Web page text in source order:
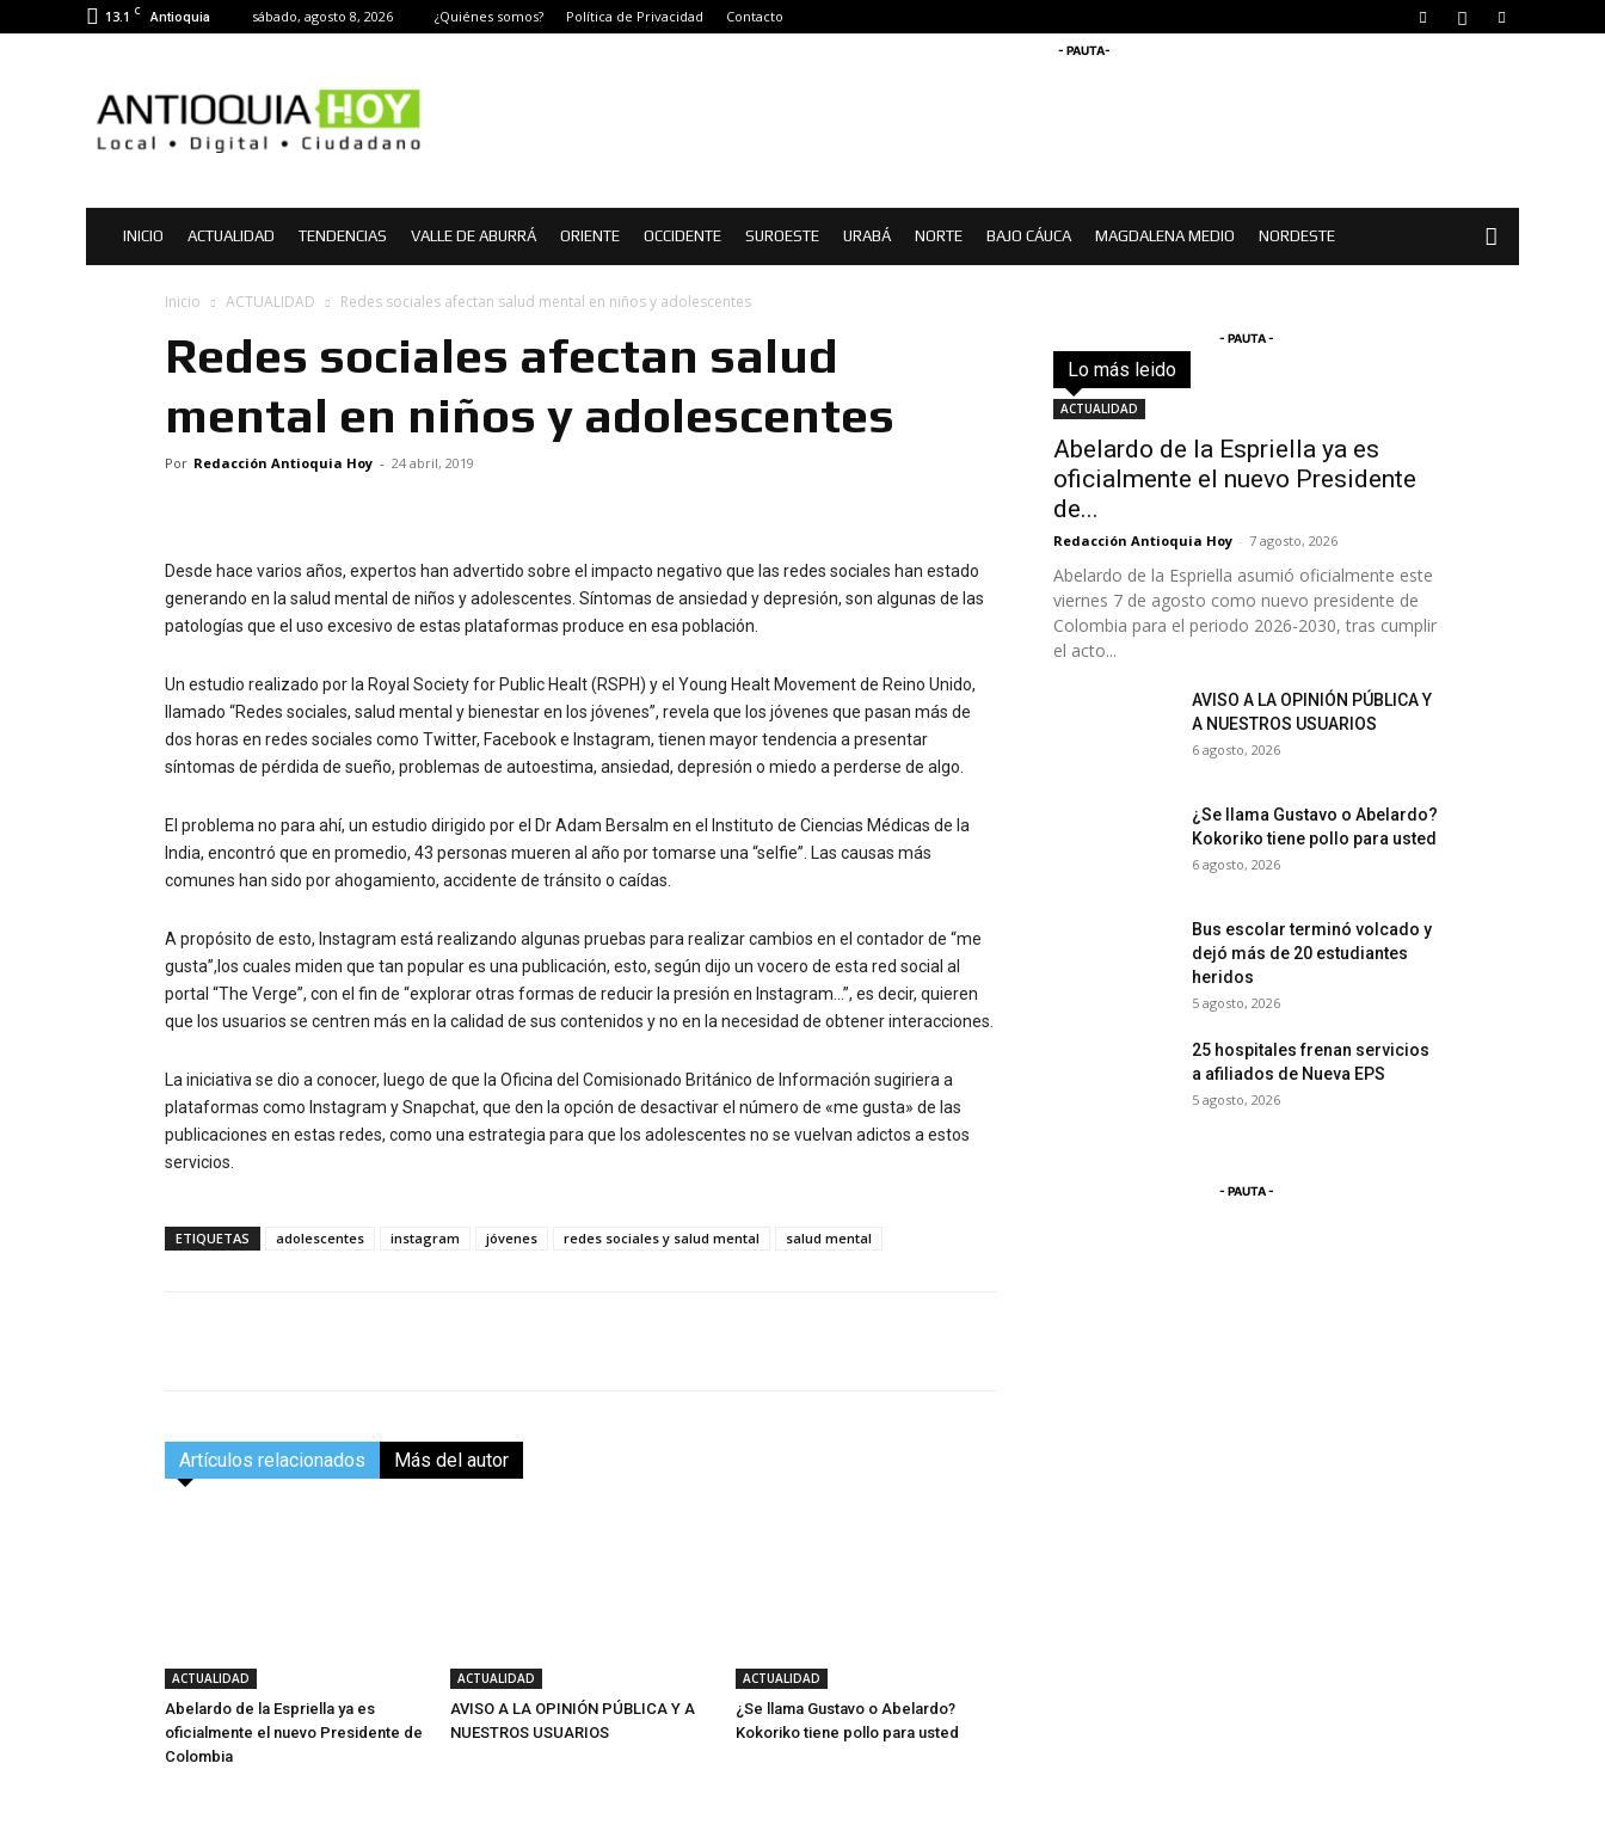
13.1 C Antioquia sábado, agosto 8, 2026 ¿Quiénes somos? Política de Privacidad Contacto
Hoy
|
Noticias
Antioquia
- PAUTA-
INICIO ACTUALIDAD TENDENCIAS VALLE DE ABURRÁ ORIENTE OCCIDENTE SUROESTE URABÁ NORTE BAJO CÁUCA MAGDALENA MEDIO NORDESTE
Inicio ACTUALIDAD Redes sociales afectan salud mental en niños y adolescentes
Redes sociales afectan salud
mental en niños y adolescentes
Por Redacción Antioquia Hoy - 24 abril, 2019
Desde hace varios años, expertos han advertido sobre el impacto negativo que las redes sociales han estado
generando en la salud mental de niños y adolescentes. Síntomas de ansiedad y depresión, son algunas de las
patologías que el uso excesivo de estas plataformas produce en esa población.
Un estudio realizado por la Royal Society for Public Healt (RSPH) y el Young Healt Movement de Reino Unido,
llamado “Redes sociales, salud mental y bienestar en los jóvenes”, revela que los jóvenes que pasan más de
dos horas en redes sociales como Twitter, Facebook e Instagram, tienen mayor tendencia a presentar
síntomas de pérdida de sueño, problemas de autoestima, ansiedad, depresión o miedo a perderse de algo.
El problema no para ahí, un estudio dirigido por el Dr Adam Bersalm en el Instituto de Ciencias Médicas de la
India, encontró que en promedio, 43 personas mueren al año por tomarse una “selfie”. Las causas más
comunes han sido por ahogamiento, accidente de tránsito o caídas.
A propósito de esto, Instagram está realizando algunas pruebas para realizar cambios en el contador de “me
gusta”,los cuales miden que tan popular es una publicación, esto, según dijo un vocero de esta red social al
portal “The Verge”, con el fin de “explorar otras formas de reducir la presión en Instagram…”, es decir, quieren
que los usuarios se centren más en la calidad de sus contenidos y no en la necesidad de obtener interacciones.
La iniciativa se dio a conocer, luego de que la Oficina del Comisionado Británico de Información sugiriera a
plataformas como Instagram y Snapchat, que den la opción de desactivar el número de «me gusta» de las
publicaciones en estas redes, como una estrategia para que los adolescentes no se vuelvan adictos a estos
servicios.
ETIQUETAS adolescentes instagram jóvenes redes sociales y salud mental salud mental
Artículos relacionados Más del autor
ACTUALIDAD
Abelardo de la Espriella ya es
oficialmente el nuevo Presidente de
Colombia
ACTUALIDAD
AVISO A LA OPINIÓN PÚBLICA Y A
NUESTROS USUARIOS
ACTUALIDAD
¿Se llama Gustavo o Abelardo?
Kokoriko tiene pollo para usted
- PAUTA -
Lo más leidoTodo
ACTUALIDAD
Abelardo de la Espriella ya es
oficialmente el nuevo Presidente
de...
Redacción Antioquia Hoy - 7 agosto, 2026
Abelardo de la Espriella asumió oficialmente este
viernes 7 de agosto como nuevo presidente de
Colombia para el periodo 2026-2030, tras cumplir
el acto...
AVISO A LA OPINIÓN PÚBLICA Y
A NUESTROS USUARIOS
6 agosto, 2026
¿Se llama Gustavo o Abelardo?
Kokoriko tiene pollo para usted
6 agosto, 2026
Bus escolar terminó volcado y
dejó más de 20 estudiantes
heridos
5 agosto, 2026
25 hospitales frenan servicios
a afiliados de Nueva EPS
5 agosto, 2026
- PAUTA -